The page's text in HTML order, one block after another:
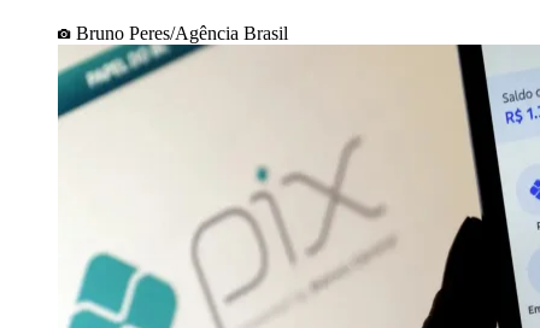
Bruno Peres/Agência Brasil